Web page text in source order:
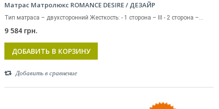
Матрас Матролюкс ROMANCE DESIRE / ДЕЗАЙР
Тип матраса – двухсторонний Жесткость: - 1 сторона – III - 2 сторона –...
9 584 грн.
ДОБАВИТЬ В КОРЗИНУ
Добавить в сравнение